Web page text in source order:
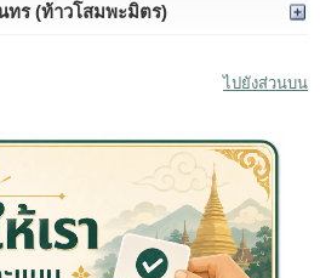
ทร (ท้าวโสมพะมิตร)
ไปยังส่วนบน